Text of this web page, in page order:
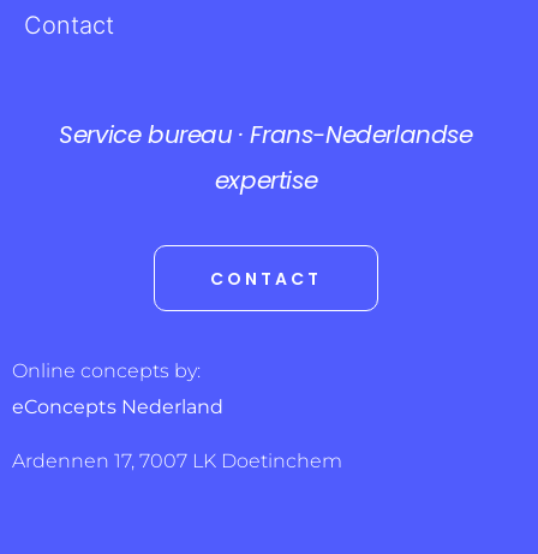
Contact
Service bureau · Frans-Nederlandse
expertise
CONTACT
Online concepts by:
eConcepts Nederland
Ardennen 17, 7007 LK Doetinchem